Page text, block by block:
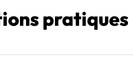
pratiques